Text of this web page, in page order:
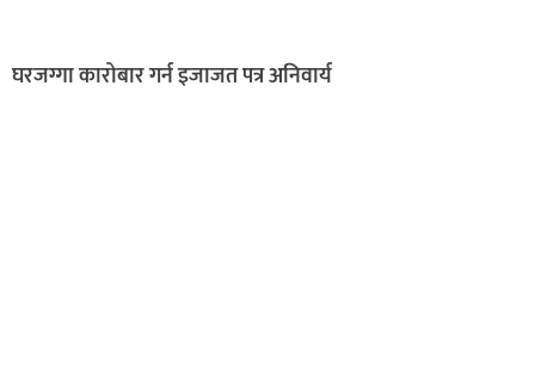
घरजग्गा कारोबार गर्न इजाजत पत्र अनिवार्य